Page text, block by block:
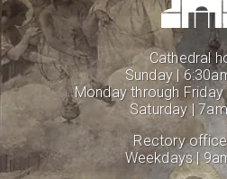
Cathedral
Sunday |
Monday through
Saturday |
Rectory
Weekdays |